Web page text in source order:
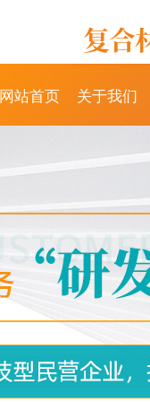
网站首页 关于我们